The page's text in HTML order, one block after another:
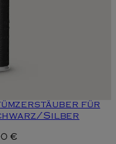
für
Silber
€